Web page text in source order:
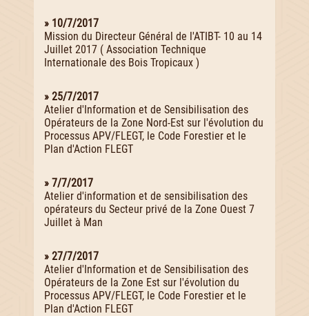
» 10/7/2017
Mission du Directeur Général de l'ATIBT- 10 au 14
Juillet 2017 ( Association Technique
Internationale des Bois Tropicaux )
» 25/7/2017
Atelier d'Information et de Sensibilisation des
Opérateurs de la Zone Nord-Est sur l'évolution du
Processus APV/FLEGT, le Code Forestier et le
Plan d'Action FLEGT
» 7/7/2017
Atelier d'information et de sensibilisation des
opérateurs du Secteur privé de la Zone Ouest 7
Juillet à Man
» 27/7/2017
Atelier d'Information et de Sensibilisation des
Opérateurs de la Zone Est sur l'évolution du
Processus APV/FLEGT, le Code Forestier et le
Plan d'Action FLEGT